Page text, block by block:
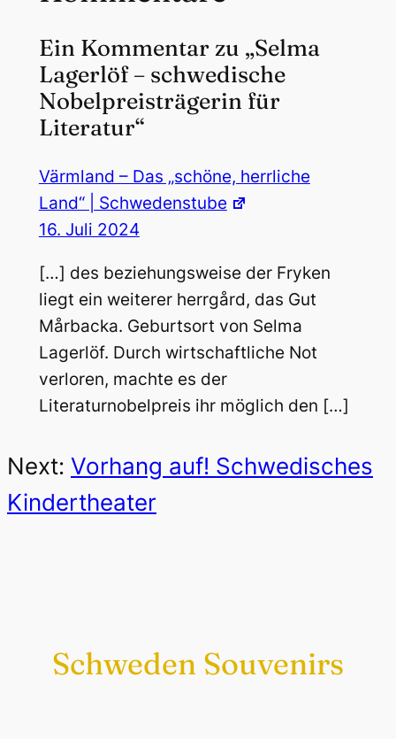
Ein Kommentar zu „Selma
Lagerlöf – schwedische
Nobelpreisträgerin für
Literatur“
Värmland – Das „schöne, herrliche
Land“ | Schwedenstube
16. Juli 2024
[…] des beziehungsweise der Fryken
liegt ein weiterer herrgård, das Gut
Mårbacka. Geburtsort von Selma
Lagerlöf. Durch wirtschaftliche Not
verloren, machte es der
Literaturnobelpreis ihr möglich den […]
Next: Vorhang auf! Schwedisches
Kindertheater
Schweden Souvenirs